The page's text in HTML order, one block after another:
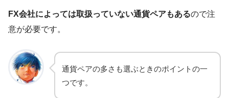
FX会社によっては取扱っていない通貨ペアもあるので注
意が必要です。
通貨ペアの多さも選ぶときのポイントの一
つです。